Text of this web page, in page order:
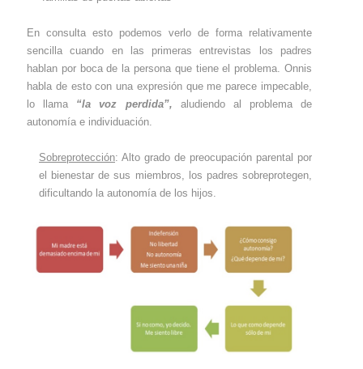
En consulta esto podemos verlo de forma relativamente
sencilla cuando en las primeras entrevistas los padres
hablan por boca de la persona que tiene el problema. Onnis
habla de esto con una expresión que me parece impecable,
lo llama “la voz perdida”, aludiendo al problema de
autonomía e individuación.
Sobreprotección: Alto grado de preocupación parental por
el bienestar de sus miembros, los padres sobreprotegen,
dificultando la autonomía de los hijos.